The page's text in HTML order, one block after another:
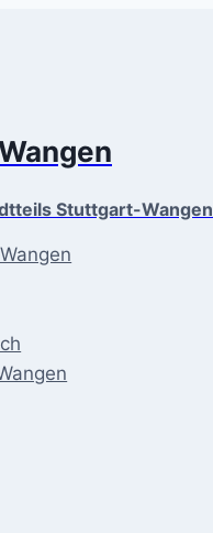
Stuttgart-Wangen